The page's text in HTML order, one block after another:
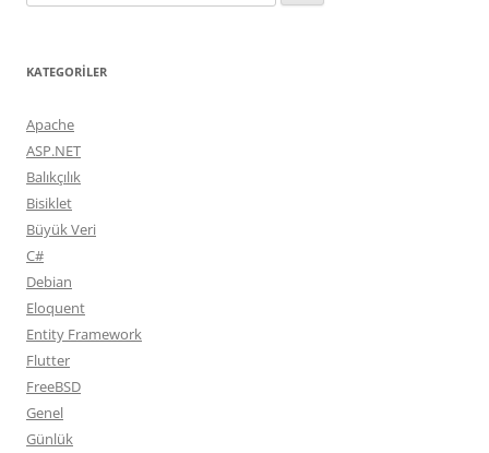
KATEGORILER
Apache
ASP.NET
Balıkçılık
Bisiklet
Büyük Veri
C#
Debian
Eloquent
Entity Framework
Flutter
FreeBSD
Genel
Günlük